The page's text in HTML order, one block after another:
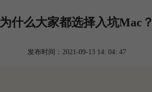
为什么大家都选择入坑Mac？
发布时间：2021-09-13 14: 04: 47